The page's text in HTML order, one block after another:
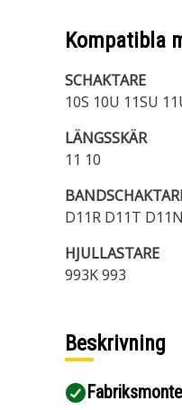
Kompatibla
SCHAKTARE
10S 10U 11SU
LÄNGSSKÄR
11 10
D11R D11T
HJULLASTARE
993K 993
Beskrivning